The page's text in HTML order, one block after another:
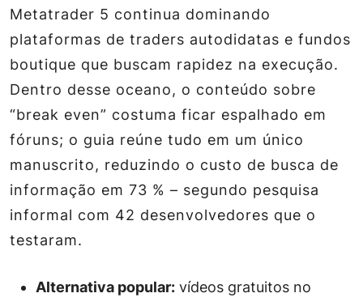
Metatrader 5 continua dominando
plataformas de traders autodidatas e fundos
boutique que buscam rapidez na execução.
Dentro desse oceano, o conteúdo sobre
“break even” costuma ficar espalhado em
fóruns; o guia reúne tudo em um único
manuscrito, reduzindo o custo de busca de
informação em 73 % – segundo pesquisa
informal com 42 desenvolvedores que o
testaram.
Alternativa popular: vídeos gratuitos no